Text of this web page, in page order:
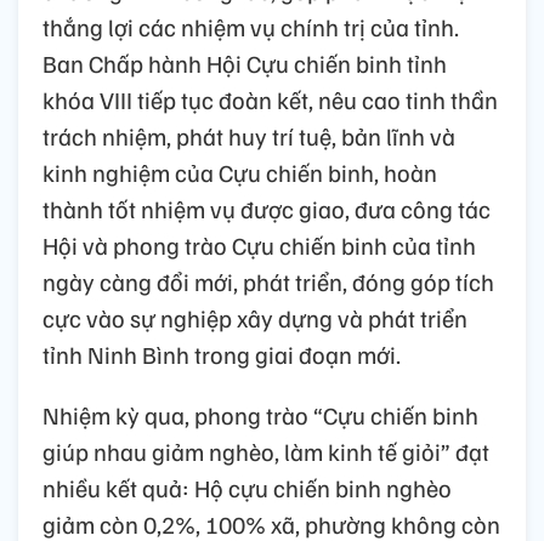
thắng lợi các nhiệm vụ chính trị của tỉnh.
Ban Chấp hành Hội Cựu chiến binh tỉnh
khóa VIII tiếp tục đoàn kết, nêu cao tinh thần
trách nhiệm, phát huy trí tuệ, bản lĩnh và
kinh nghiệm của Cựu chiến binh, hoàn
thành tốt nhiệm vụ được giao, đưa công tác
Hội và phong trào Cựu chiến binh của tỉnh
ngày càng đổi mới, phát triển, đóng góp tích
cực vào sự nghiệp xây dựng và phát triển
tỉnh Ninh Bình trong giai đoạn mới.
Nhiệm kỳ qua, phong trào “Cựu chiến binh
giúp nhau giảm nghèo, làm kinh tế giỏi” đạt
nhiều kết quả: Hộ cựu chiến binh nghèo
giảm còn 0,2%, 100% xã, phường không còn